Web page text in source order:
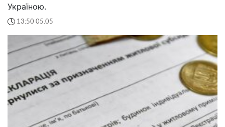
Україною.
13:50 05.05